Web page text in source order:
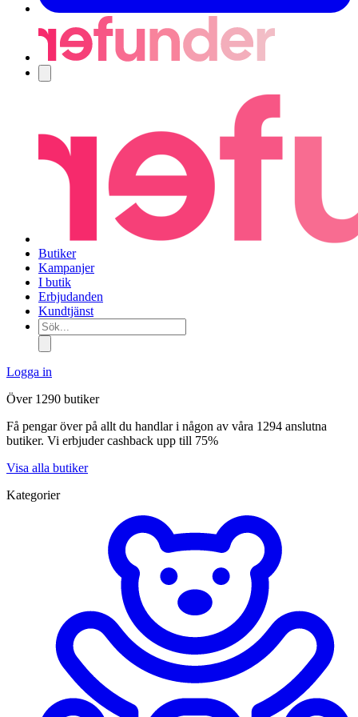
Butiker
Kampanjer
I butik
Erbjudanden
Kundtjänst
Sök...
Logga in
Över 1290 butiker
Få pengar över på allt du handlar i någon av våra 1294 anslutna
butiker. Vi erbjuder cashback upp till 75%
Visa alla butiker
Kategorier